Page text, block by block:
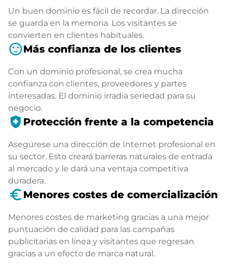
Un buen dominio es fácil de recordar. La dirección
se guarda en la memoria. Los visitantes se
convierten en clientes habituales.
sentiment_satisfiedMás confianza de los clientes
Con un dominio profesional, se crea mucha
confianza con clientes, proveedores y partes
interesadas. El dominio irradia seriedad para su
negocio.
health_and_safety Protección frente a la competencia
Asegúrese una dirección de Internet profesional en
su sector. Esto creará barreras naturales de entrada
al mercado y le dará una ventaja competitiva
duradera.
euro_symbol Menores costes de comercialización
Menores costes de marketing gracias a una mejor
puntuación de calidad para las campañas
publicitarias en línea y visitantes que regresan
gracias a un efecto de marca natural.